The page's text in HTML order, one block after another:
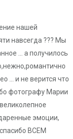
нашей
навсегда ??? Мы
… а получилось
… и не верится что
фотографу Марии
эмоции,
ВСЕМ